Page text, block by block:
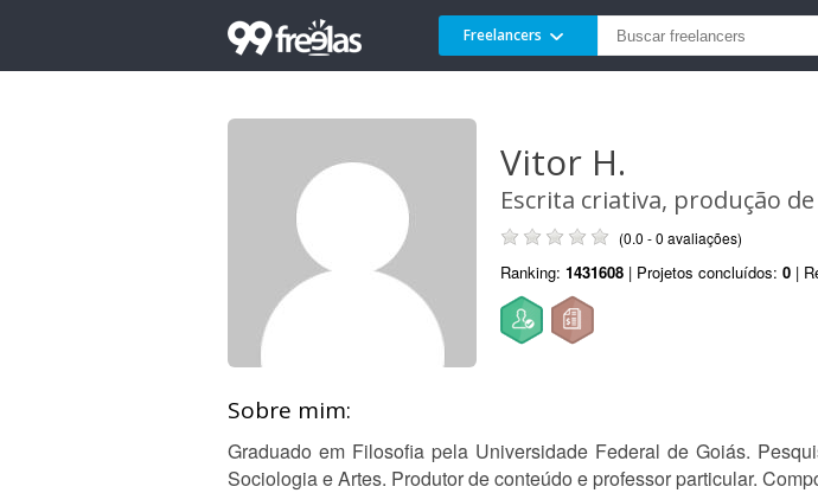
Freelancers
Vitor H.
Escrita criativa, produção
(0.0 - 0 avaliações)
Ranking: 1431608 | Projetos concluídos: 0 |
Sobre mim:
Graduado em Filosofia pela Universidade Federal de Goiás.
Sociologia e Artes. Produtor de conteúdo e professor particular.